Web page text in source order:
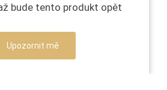
bude tento produkt opět
Upozornit mě